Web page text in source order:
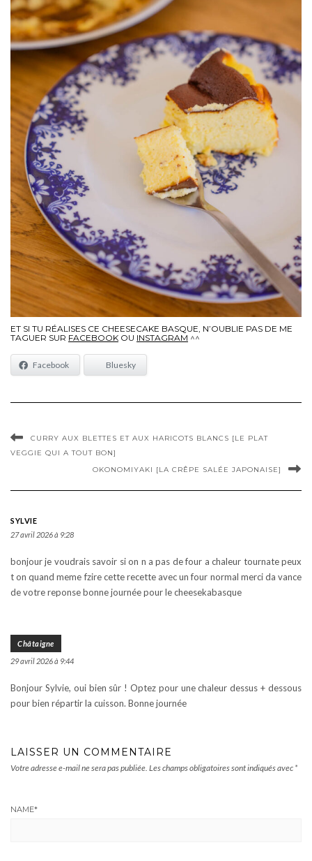
ET SI TU RÉALISES CE CHEESECAKE BASQUE, N’OUBLIE PAS DE ME
TAGUER SUR FACEBOOK OU INSTAGRAM ^^
Facebook Bluesky
CURRY AUX BLETTES ET AUX HARICOTS BLANCS [LE PLAT
VEGGIE QUI A TOUT BON]
OKONOMIYAKI [LA CRÊPE SALÉE JAPONAISE]
SYLVIE
27 avril 2026 à 9:28
bonjour je voudrais savoir si on n a pas de four a chaleur tournate peux
t on quand meme fzire cette recette avec un four normal merci da vance
de votre reponse bonne journée pour le cheesekabasque
Châtaigne
29 avril 2026 à 9:44
Bonjour Sylvie, oui bien sûr ! Optez pour une chaleur dessus + dessous
pour bien répartir la cuisson. Bonne journée
LAISSER UN COMMENTAIRE
Votre adresse e-mail ne sera pas publiée. Les champs obligatoires sont indiqués avec *
NAME*